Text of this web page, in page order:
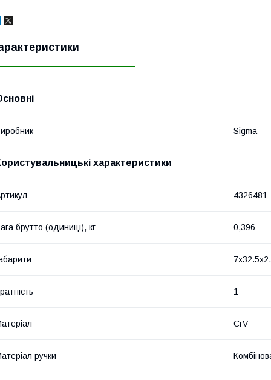
Sigma
характеристики
4326481
брутто (одиниці), кг 0,396
1
CrV
ручки